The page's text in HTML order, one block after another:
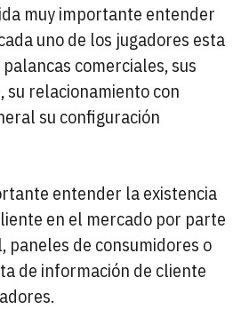
muy importante entender
uno de los jugadores esta
comerciales, sus
su relacionamiento con
su configuración
entender la existencia
en el mercado por parte
paneles de consumidores o
de información de cliente